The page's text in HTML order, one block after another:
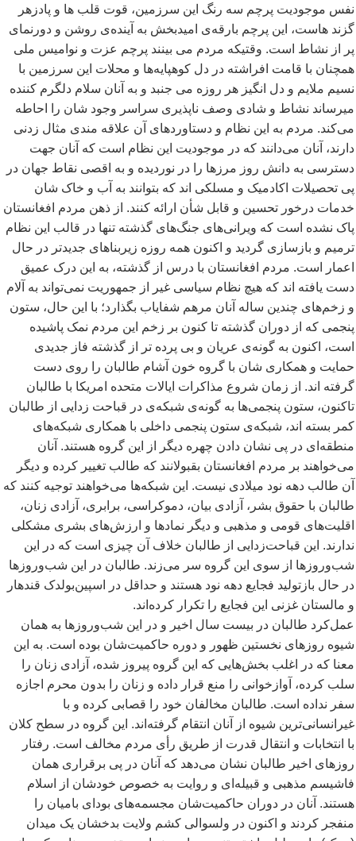
نفس موجودیت پرچم سه رنگ این سرزمین، قوت قلب ها و پادزهر
گزند هاست، این پرچم بارقهی امیدبخش به آیندهی روشن و دورنمای
پر از نشاط است. وقتیکه مردم می بینند پرچم عزت و نوامیس ملی
همچنان با قامت افراشته در دل کوهپایهها و محلات این سرزمین با
نسیم ملایم و دل انگیز هر روزه می جنبد و به آنان سلام دلگرم کننده
میرساند نشاط و شادی وصف ناپذیری سراسر وجود شان را احاطه
میکند. مردم به این نظام و دستاوردهای آن علاقه مندی مثال زدنی
دارند، آنان میدانند که در موجودیت این نظام است که آنان جهت
دسترسی به دانش روز مرزها را در نوردیده و به اقصی نقاط جهان در
پی تحصیلات اکادمیک و مسلکی اند که بتوانند به آب و خاک شان
خدمات درخور تحسین و قابل شأن ارائه کنند. از ذهن مردم افغانستان
پاک نشده است که ویرانیهای جنگهای گذشته تنها در قالب این نظام
ترمیم و بازسازی گردید و اکنون همه روزه زیربناهای جدیدتر در حال
اعمار است. مردم افغانستان با درس از گذشته، به این درک عمیق
دست یافته اند که هیچ نظام سیاسی غیر از جمهوریت نمیتواند به آلام
و زخمهای چندین ساله آنان مرهم شفایاب بگذارد؛ با این حال، ستون
پنجمی که از دوران گذشته تا کنون بر زخم این مردم نمک پاشیده
است، اکنون به گونهی عریان و بی پرده تر از گذشته فاز جدیدی
حمایت و همکاری شان با گروه خون آشام طالبان را روی دست
گرفته اند. از زمان شروع مذاکرات ایالات متحده امریکا با طالبان
تاکنون، ستون پنجمیها به گونهی شبکهی در قباحت زدایی از طالبان
کمر بسته اند، شبکهی ستون پنجمی داخلی با همکاری شبکههای
منطقه ای در پی نشان دادن چهره دیگر از این گروه هستند. آنان
میخواهند بر مردم افغانستان بقبولانند که طالب تغییر کرده و دیگر
آن طالب دهه نود میلادی نیست. این شبکهها میخواهند توجیه کنند که
طالبان با حقوق بشر، آزادی بیان، دموکراسی، برابری، آزادی زنان،
اقلیتهای قومی و مذهبی و دیگر نمادها و ارزشهای بشری مشکلی
ندارند. این قباحتزدایی از طالبان خلاف آن چیزی است که در این
شبوروزها از سوی این گروه سر میزند. طالبان در این شبوروزها
در حال بازتولید فجایع دهه نود هستند و حداقل در اسپینبولدک قندهار
و مالستان غزنی این فجایع را تکرار کرده اند.
عملکرد طالبان در بیست سال اخیر و در این شبوروزها به همان
شیوه روزهای نخستین ظهور و دوره حاکمیتشان بوده است. به این
معنا که در اغلب بخشهایی که این گروه پیروز شده، آزادی زنان را
سلب کرده، آوازخوانی را منع قرار داده و زنان را بدون محرم اجازه
سفر نداده است. طالبان مخالفان خود را قصابی کرده و با
غیرانسانیترین شیوه از آنان انتقام گرفته اند. این گروه در سطح کلان
با انتخابات و انتقال قدرت از طریق رأی مردم مخالف است. رفتار
روزهای اخیر طالبان نشان میدهد که آنان در پی برقراری همان
فاشیسم مذهبی و قبیله ای و روایت به خصوص خودشان از اسلام
هستند. آنان در دوران حاکمیتشان مجسمههای بودای بامیان را
منفجر کردند و اکنون در ولسوالی کشم ولایت بدخشان یک میدان